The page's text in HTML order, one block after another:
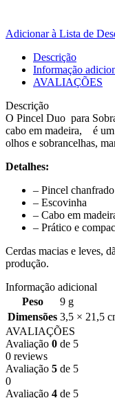
Adicionar à Lista de
Descrição
Informação
AVALIAÇÕES
Descrição
O Pincel Duo para
cabo em madeira, é um
olhos e sobrancelhas,
Detalhes:
– Pincel chanfrado
– Escovinha
– Cabo em
– Prático e
Cerdas macias e leves,
produção.
Informação adicional
Peso
9 g
Dimensões 3,5 × 21,5
AVALIAÇÕES
Avaliação 0 de 5
0 reviews
Avaliação 5 de 5
0
Avaliação 4 de 5